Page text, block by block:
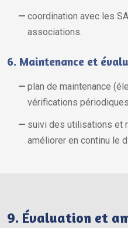
coordination avec les
associations.
6. Maintenance et
plan de maintenance
vérifications
suivi des utilisations et
améliorer en continu le
9. Évaluation et